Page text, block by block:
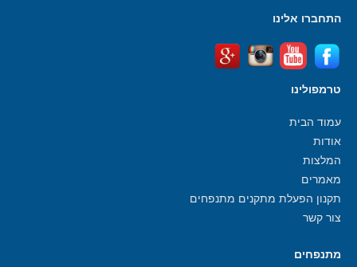
התחברו אלינו
טרמפולינו
עמוד הבית
אודות
המלצות
מאמרים
תקנון הפעלת מתקנים מתנפחים
צור קשר
מתנפחים